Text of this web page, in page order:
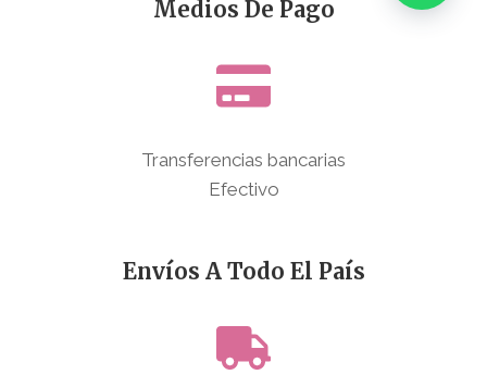
Medios De Pago
Transferencias bancarias
Efectivo
Envíos A Todo El País